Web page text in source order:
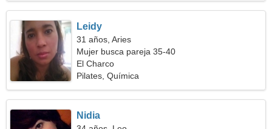
Leidy
31 años, Aries
Mujer busca pareja 35-40
El Charco
Pilates, Química
Nidia